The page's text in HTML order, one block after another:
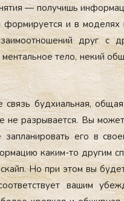
— по­лучишь
фор­ми­ру­ет­ся и в мо­делях
друг с
те­ло, не­кий
буд­хи­аль­ная,
не раз­ры­ва­ет­ся. Вы
зап­ла­ниро­вать его в
ка­ким-то дру­гим
Но при этом вы
ва­шим